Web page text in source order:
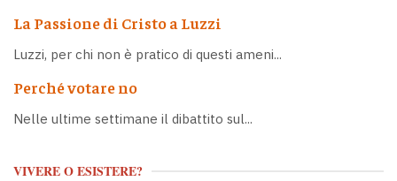
La Passione di Cristo a Luzzi
Luzzi, per chi non è pratico di questi ameni...
Perché votare no
Nelle ultime settimane il dibattito sul...
VIVERE O ESISTERE?